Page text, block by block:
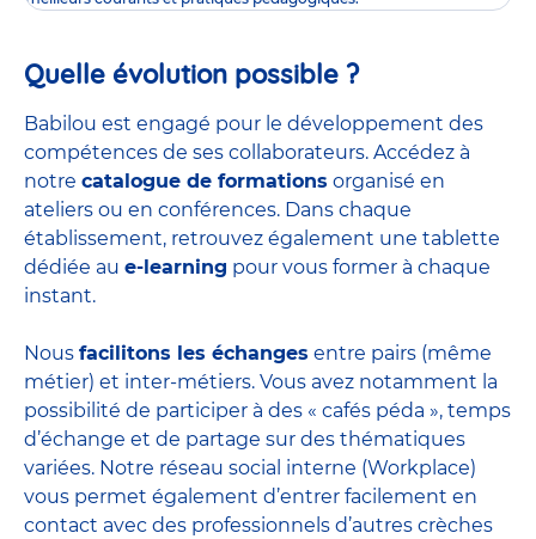
Quelle évolution possible ?
Babilou est engagé pour le développement des
compétences de ses collaborateurs. Accédez à
notre catalogue de formations organisé en
ateliers ou en conférences. Dans chaque
établissement, retrouvez également une tablette
dédiée au e-learning pour vous former à chaque
instant.
Nous facilitons les échanges entre pairs (même
métier) et inter-métiers. Vous avez notamment la
possibilité de participer à des « cafés péda », temps
d’échange et de partage sur des thématiques
variées. Notre réseau social interne (Workplace)
vous permet également d’entrer facilement en
contact avec des professionnels d’autres crèches